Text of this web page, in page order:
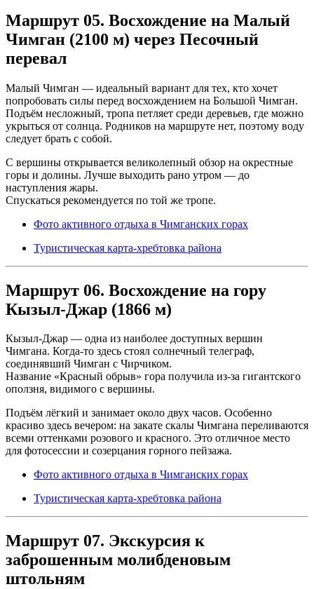
Маршрут 05. Восхождение на Малый
Чимган (2100 м) через Песочный
перевал
Малый Чимган — идеальный вариант для тех, кто хочет
попробовать силы перед восхождением на Большой Чимган.
Подъём несложный, тропа петляет среди деревьев, где можно
укрыться от солнца. Родников на маршруте нет, поэтому воду
следует брать с собой.
С вершины открывается великолепный обзор на окрестные
горы и долины. Лучше выходить рано утром — до
наступления жары.
Спускаться рекомендуется по той же тропе.
Фото активного отдыха в Чимганских горах
Туристическая карта-хребтовка района
Маршрут 06. Восхождение на гору
Кызыл-Джар (1866 м)
Кызыл-Джар — одна из наиболее доступных вершин
Чимгана. Когда-то здесь стоял солнечный телеграф,
соединявший Чимган с Чирчиком.
Название «Красный обрыв» гора получила из-за гигантского
оползня, видимого с вершины.
Подъём лёгкий и занимает около двух часов. Особенно
красиво здесь вечером: на закате скалы Чимгана переливаются
всеми оттенками розового и красного. Это отличное место
для фотосессии и созерцания горного пейзажа.
Фото активного отдыха в Чимганских горах
Туристическая карта-хребтовка района
Маршрут 07. Экскурсия к
заброшенным молибденовым
штольням